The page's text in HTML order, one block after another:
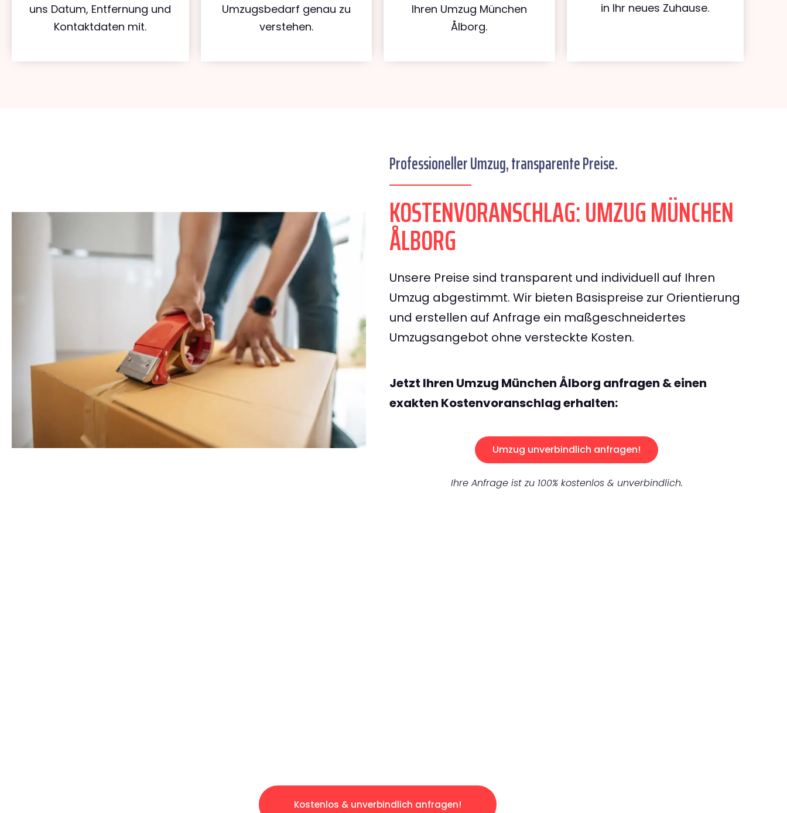
uns Datum, Entfernung und
Kontaktdaten mit.
Umzugsbedarf genau zu
verstehen.
Ihren Umzug München
Ålborg.
in Ihr neues Zuhause.
Professioneller Umzug, transparente Preise.
KOSTENVORANSCHLAG: UMZUG MÜNCHEN
ÅLBORG
Unsere Preise sind transparent und individuell auf Ihren
Umzug abgestimmt. Wir bieten Basispreise zur Orientierung
und erstellen auf Anfrage ein maßgeschneidertes
Umzugsangebot ohne versteckte Kosten.
Jetzt Ihren Umzug München Ålborg anfragen & einen
exakten Kostenvoranschlag erhalten:
Umzug unverbindlich anfragen!
Ihre Anfrage ist zu 100% kostenlos & unverbindlich.
Kostenlos & unverbindlich anfragen!